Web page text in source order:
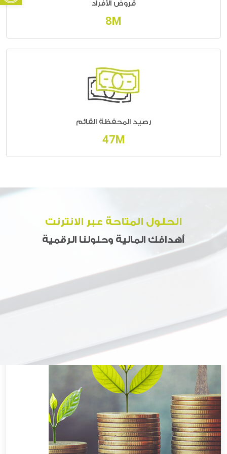
قروض الأفراد
10M
رصيد المحفظة القائم
55M
الحلول المتاحة عبر الانترنت
أهدافك المالية وحلولنا الرقمية